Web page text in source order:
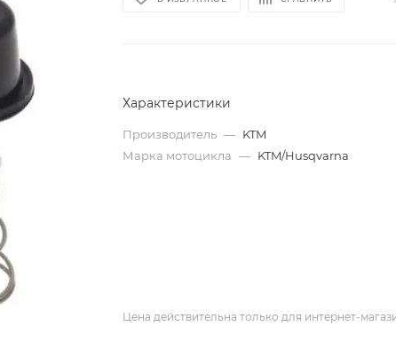
Характеристики
Производитель — KTM
Марка мотоцикла — KTM/Husqvarna
Цена действительна только для интернет-